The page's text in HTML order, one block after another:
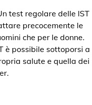
test regolare delle IST
precocemente le
che per le donne.
è possibile sottoporsi a
salute e quella dei